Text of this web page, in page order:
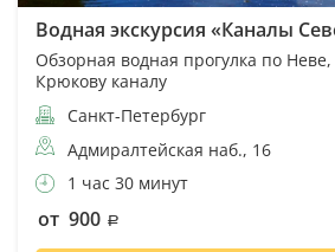
Водная экскурсия «Каналы
Обзорная водная прогулка по
Крюкову каналу
Санкт-Петербург
Адмиралтейская наб., 16
1 час 30 минут
от 900